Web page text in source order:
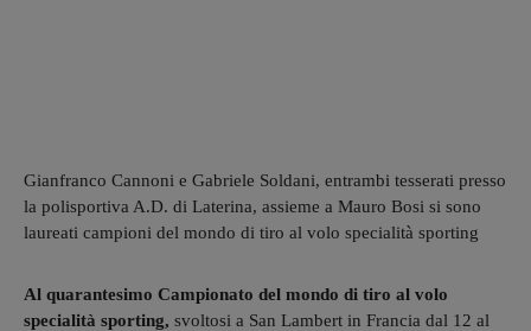
Gianfranco Cannoni e Gabriele Soldani, entrambi tesserati presso
la polisportiva A.D. di Laterina, assieme a Mauro Bosi si sono
laureati campioni del mondo di tiro al volo specialità sporting
Al quarantesimo Campionato del mondo di tiro al volo
specialità sporting, svoltosi a San Lambert in Francia dal 12 al